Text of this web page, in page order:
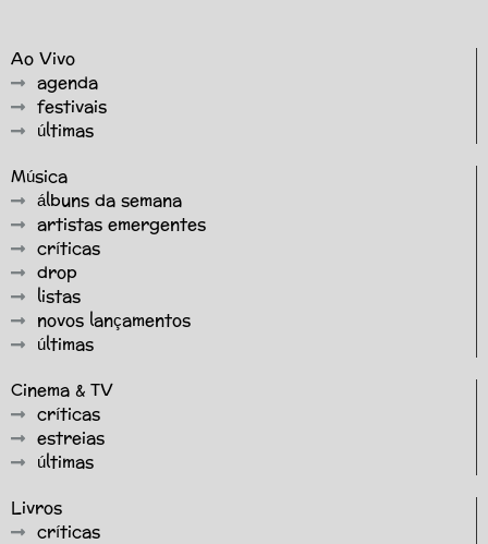
Ao Vivo
agenda
festivais
últimas
Música
álbuns da semana
artistas emergentes
críticas
drop
listas
novos lançamentos
últimas
Cinema & TV
críticas
estreias
últimas
Livros
críticas